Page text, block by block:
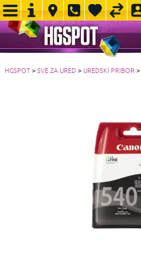
HGSPOT>SVE ZA URED > UREDSKI PRIBOR >